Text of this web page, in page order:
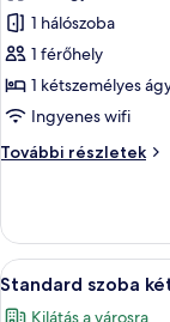
képének
megtekintése:
Szoba
kétszemélyes
ággyal
egy
1 hálószoba
1 férőhely
1 kétszemélyes
Ingyenes wifi
További részletek
Szoba
fő
részére
további
A
következő
4
Standard szoba
Kilátás a városra